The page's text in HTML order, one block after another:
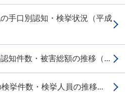
手口別認知・検挙状況（平成
知件数・被害総額の推移（...
挙件数・検挙人員の推移...